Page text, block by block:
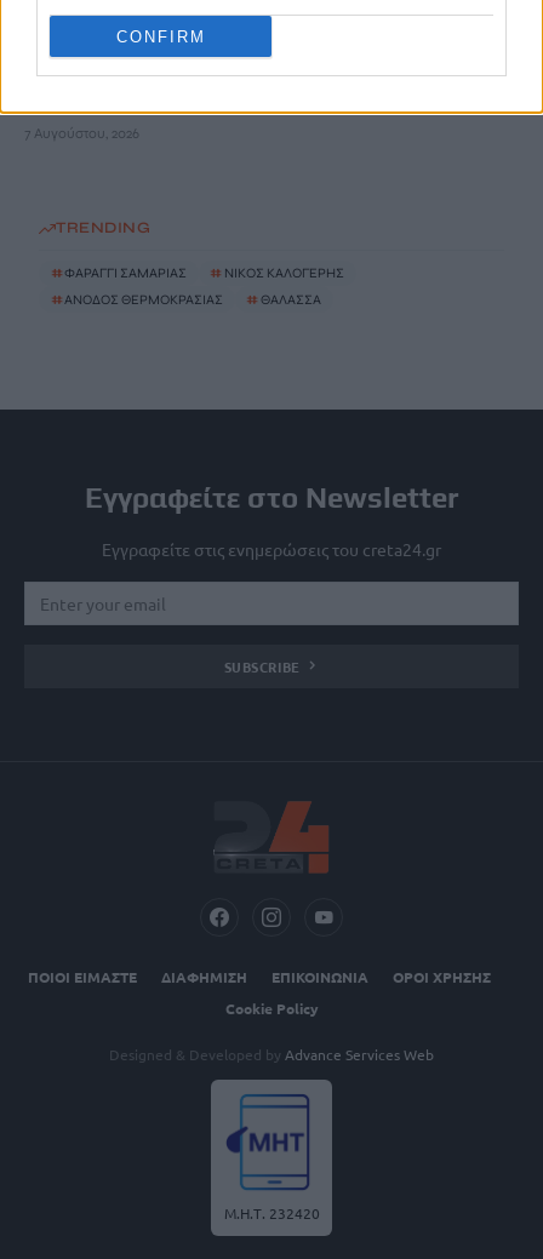
CONFIRM
7 Αυγούστου, 2026
7 Αυγούστου, 2026
TRENDING
#ΦΑΡΑΓΓΙ ΣΑΜΑΡΙΑΣ # ΝΙΚΟΣ ΚΑΛΟΓΕΡΗΣ
# ΑΝΟΔΟΣ ΘΕΡΜΟΚΡΑΣΙΑΣ # ΘΑΛΑΣΣΑ
Εγγραφείτε στο Newsletter
Εγγραφείτε στις ενημερώσεις του creta24.gr
SUBSCRIBE
ΠΟΙΟΙ ΕΙΜΑΣΤΕ ΔΙΑΦΗΜΙΣΗ ΕΠΙΚΟΙΝΩΝΙΑ
ΟΡΟΙ ΧΡΗΣΗΣ
Cookie Policy
Designed & Developed by Advance Services Web
Μ.Η.Τ. 232420